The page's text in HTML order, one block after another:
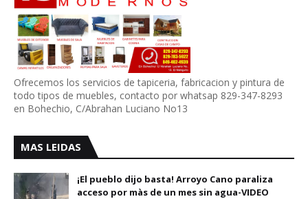
Ofrecemos los servicios de tapiceria, fabricacion y pintura de
todo tipos de muebles, contacto por whatsap 829-347-8293
en Bohechio, C/Abrahan Luciano No13
MAS LEIDAS
¡El pueblo dijo basta! Arroyo Cano paraliza
acceso por màs de un mes sin agua-VIDEO